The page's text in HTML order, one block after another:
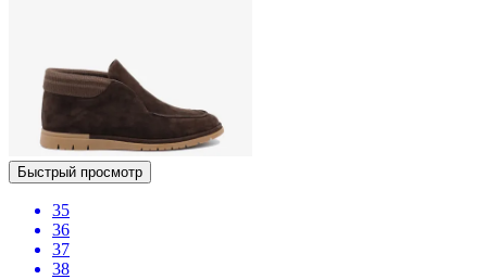
Быстрый просмотр
35
36
37
38